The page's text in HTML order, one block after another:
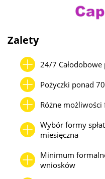
Zalety
24/7
Pożyczki ponad
Różne
Wybór formy
miesięczna
Minimum
wniosków